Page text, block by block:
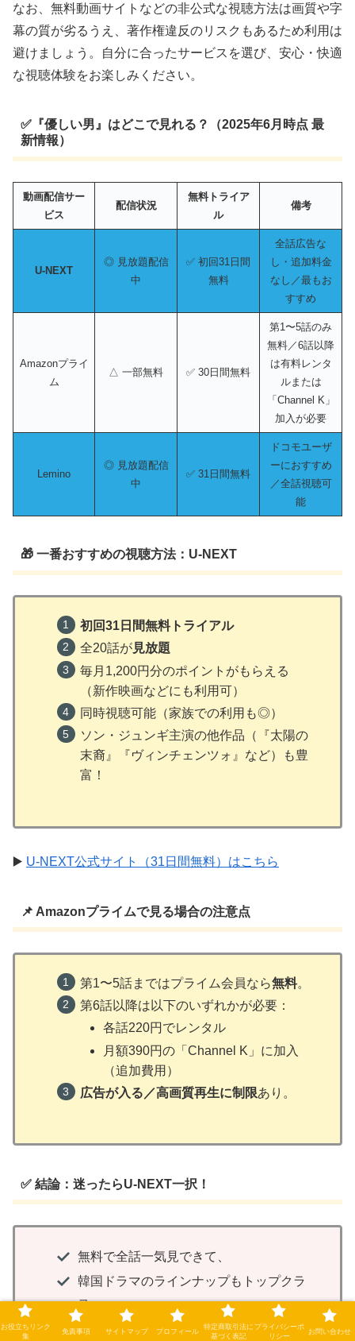
なお、無料動画サイトなどの非公式な視聴方法は画質や字
幕の質が劣るうえ、著作権違反のリスクもあるため利用は
避けましょう。自分に合ったサービスを選び、安心・快適
な視聴体験をお楽しみください。
✅『優しい男』はどこで見れる？（2025年6月時点 最
新情報）
動画配信サー
ビス
配信状況
無料トライア
ル
備考
U-NEXT
◎ 見放題配信
中
✅ 初回31日間
無料
全話広告な
し・追加料金
なし／最もお
すすめ
Amazonプライ
ム
△ 一部無料 ✅ 30日間無料
第1〜5話のみ
無料／6話以降
は有料レンタ
ルまたは
「Channel K」
加入が必要
Lemino
◎ 見放題配信
中
✅ 31日間無料
ドコモユーザ
ーにおすすめ
／全話視聴可
能
🎁 一番おすすめの視聴方法：U-NEXT
初回31日間無料トライアル
全20話が見放題
毎月1,200円分のポイントがもらえる
（新作映画などにも利用可）
同時視聴可能（家族での利用も◎）
ソン・ジュンギ主演の他作品（『太陽の
末裔』『ヴィンチェンツォ』など）も豊
富！
▶️ U-NEXT公式サイト（31日間無料）はこちら
📌 Amazonプライムで見る場合の注意点
第1〜5話まではプライム会員なら無料。
第6話以降は以下のいずれかが必要：
各話220円でレンタル
月額390円の「Channel K」に加入
（追加費用）
広告が入る／高画質再生に制限あり。
✅ 結論：迷ったらU-NEXT一択！
無料で全話一気見できて、
韓国ドラマのラインナップもトップクラ
ス。
無料期間中に解約すれば実質タダで視聴
お役立ちリンク
集
免責事項 サイトマップ プロフィール
特定商取引法に
基づく表記
プライバシーポ
リシー
お問い合わせ